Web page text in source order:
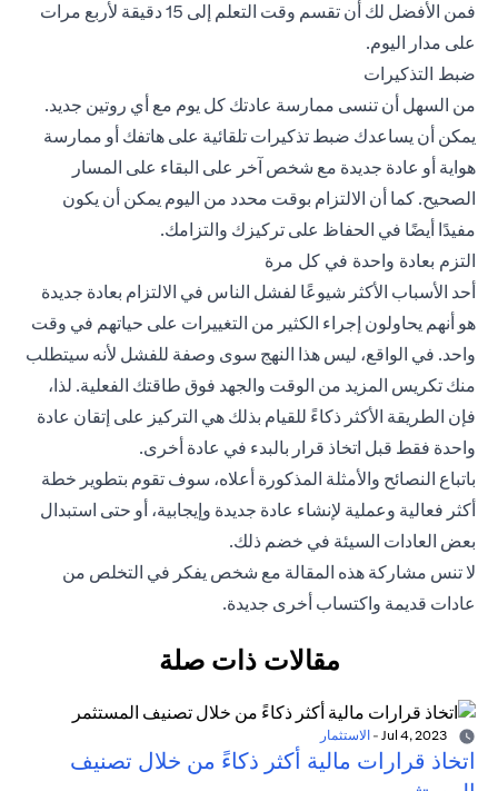
فمن الأفضل لك أن تقسم وقت التعلم إلى 15 دقيقة لأربع مرات
على مدار اليوم.
ضبط التذكيرات
من السهل أن تنسى ممارسة عادتك كل يوم مع أي روتين جديد.
يمكن أن يساعدك ضبط تذكيرات تلقائية على هاتفك أو ممارسة
هواية أو عادة جديدة مع شخص آخر على البقاء على المسار
الصحيح. كما أن الالتزام بوقت محدد من اليوم يمكن أن يكون
مفيدًا أيضًا في الحفاظ على تركيزك والتزامك.
التزم بعادة واحدة في كل مرة
أحد الأسباب الأكثر شيوعًا لفشل الناس في الالتزام بعادة جديدة
هو أنهم يحاولون إجراء الكثير من التغييرات على حياتهم في وقت
واحد. في الواقع، ليس هذا النهج سوى وصفة للفشل لأنه سيتطلب
منك تكريس المزيد من الوقت والجهد فوق طاقتك الفعلية. لذا،
فإن الطريقة الأكثر ذكاءً للقيام بذلك هي التركيز على إتقان عادة
واحدة فقط قبل اتخاذ قرار بالبدء في عادة أخرى.
باتباع النصائح والأمثلة المذكورة أعلاه، سوف تقوم بتطوير خطة
أكثر فعالية وعملية لإنشاء عادة جديدة وإيجابية، أو حتى استبدال
بعض العادات السيئة في خضم ذلك.
لا تنس مشاركة هذه المقالة مع شخص يفكر في التخلص من
عادات قديمة واكتساب أخرى جديدة.
مقالات ذات صلة
- الاستثمار
اتخاذ قرارات مالية أكثر ذكاءً من خلال تصنيف